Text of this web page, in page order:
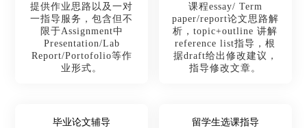
提供作业思路以及一对
一指导服务，包含但不
限于Assignment中
Presentation/Lab
Report/Portofolio等作
业形式。
课程essay/ Term
paper/report论文思路解
析，topic+outline 讲解
reference list指导，根
据draft给出修改建议，
指导修改文章。
毕业论文辅导 留学生选课指导